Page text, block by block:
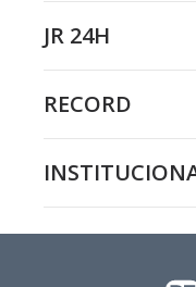
JR 24H
RECORD